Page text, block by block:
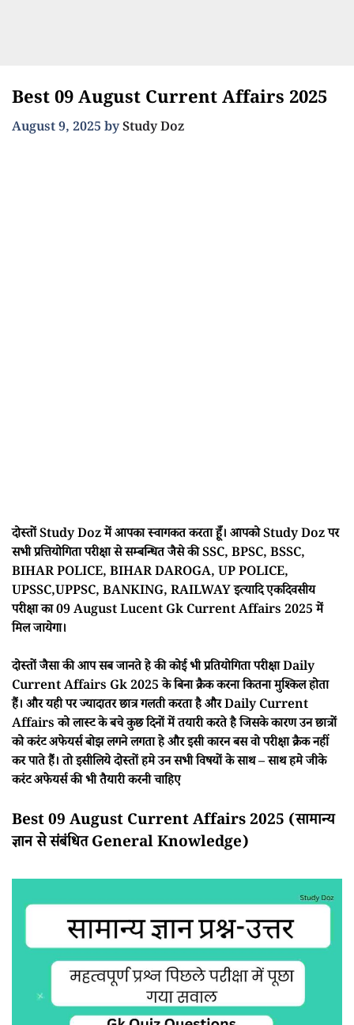
Best 09 August Current Affairs 2025
August 9, 2025 byStudy Doz
दोस्तों Study Doz में आपका स्वागकत करता हूँ। आपको Study Doz पर
सभी प्रत्तियोगिता परीक्षा से सम्बन्धित जैसे की SSC, BPSC, BSSC,
BIHAR POLICE, BIHAR DAROGA, UP POLICE,
UPSSC,UPPSC, BANKING, RAILWAY इत्यादि एकदिवसीय
परीक्षा का 09 August Lucent Gk Current Affairs 2025 में
मिल जायेगा।
दोस्तों जैसा की आप सब जानते हे की कोई भी प्रतियोगिता परीक्षा Daily
Current Affairs Gk 2025 के बिना क्रैक करना कितना मुश्किल होता
हैं। और यही पर ज्यादातर छात्र गलती करता है और Daily Current
Affairs को लास्ट के बचे कुछ दिनों में तयारी करते है जिसके कारण उन छात्रों
को करंट अफेयर्स बोझ लगने लगता हे और इसी कारन बस वो परीक्षा क्रैक नहीं
कर पाते हैं। तो इसीलिये दोस्तों हमे उन सभी विषयों के साथ – साथ हमे जीके
करंट अफेयर्स की भी तैयारी करनी चाहिए
Best 09 August Current Affairs 2025 (सामान्य
ज्ञान से संबंधित General Knowledge)